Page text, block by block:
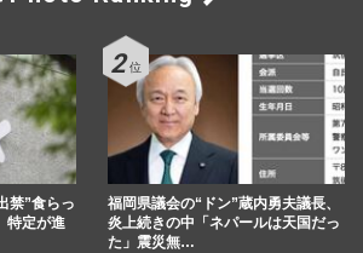
禁”食らっ
特定が進
福岡県議会の“ドン”蔵内勇夫議長、
炎上続きの中「ネパールは天国だっ
た」震災無…